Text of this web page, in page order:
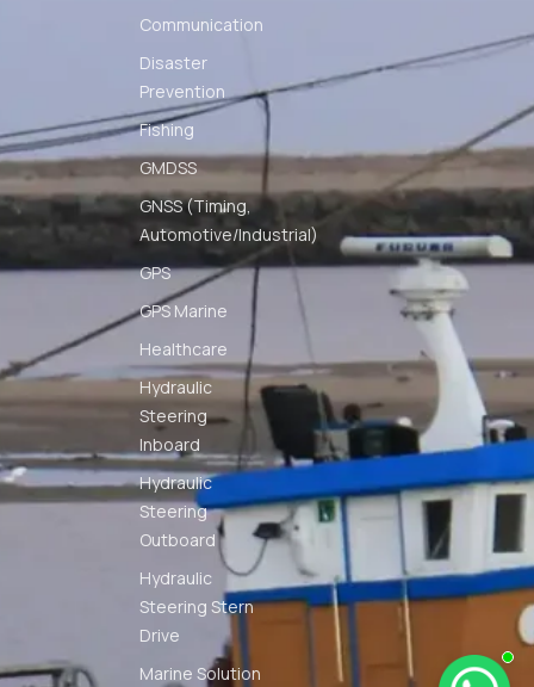
Communication
Disaster
Prevention
Fishing
GMDSS
GNSS (Timing,
Automotive/Industrial)
GPS
GPS Marine
Healthcare
Hydraulic
Steering
Inboard
Hydraulic
Steering
Outboard
Hydraulic
Steering Stern
Drive
Marine Solution